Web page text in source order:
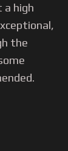
a high
the